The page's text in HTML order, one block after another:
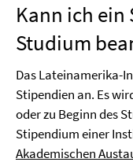
Kann ich
Studium
Das Lateinamerika-
Stipendien an. Es
oder zu Beginn des
Stipendium einer
Akademischen